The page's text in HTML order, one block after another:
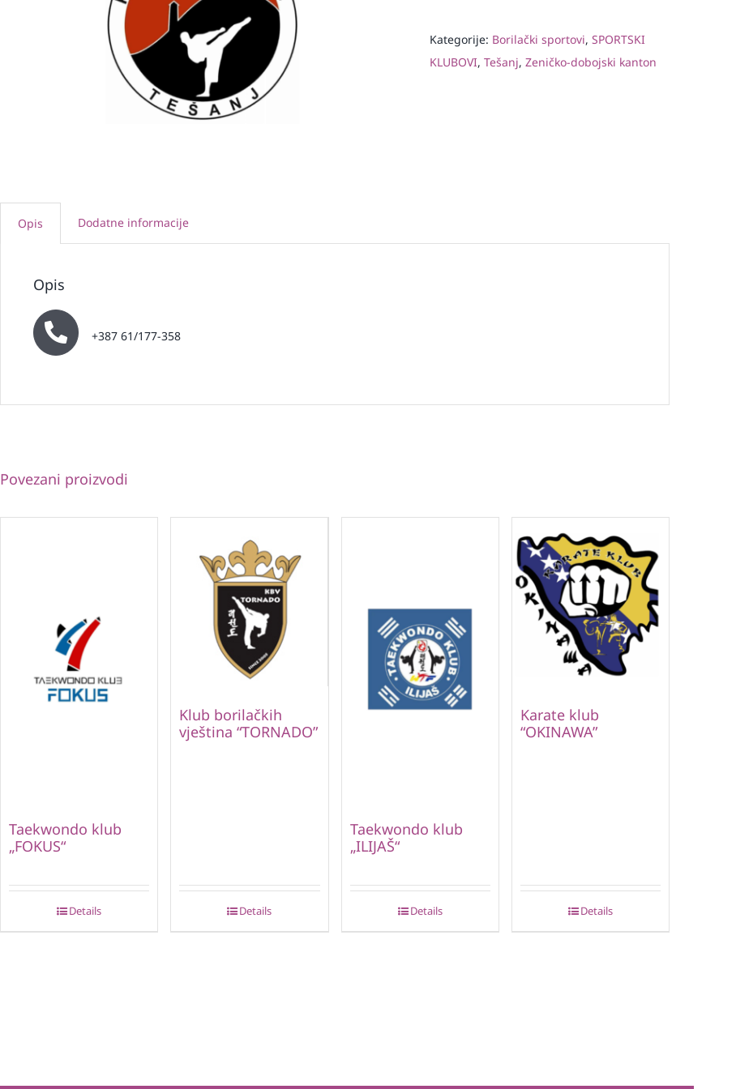
Kategorije: Borilački sportovi, SPORTSKI
KLUBOVI, Tešanj, Zeničko-dobojski kanton
Opis Dodatne informacije
Opis
+387 61/177-358
Povezani proizvodi
Taekwondo klub
„FOKUS“
Details
Klub borilačkih
vještina “TORNADO”
Details
Taekwondo klub
„ILIJAŠ“
Details
Karate klub
“OKINAWA”
Details